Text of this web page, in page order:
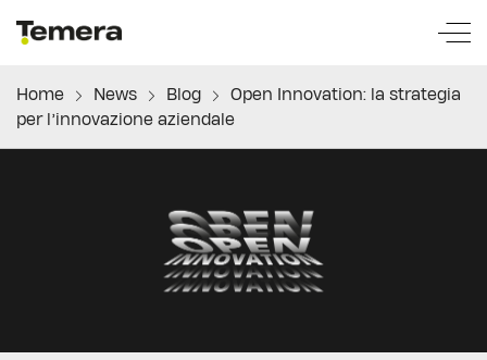
temera
Home News Blog
Open Innovation: la strategia
per l’innovazione aziendale